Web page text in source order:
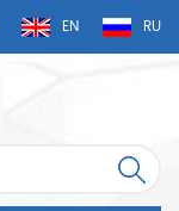
EN RU